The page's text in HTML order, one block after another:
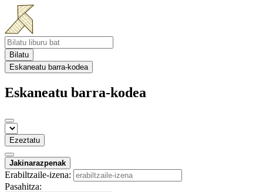
Bilatu
Eskaneatu barra-kodea
Eskaneatu barra-kodea
Ezeztatu
Jakinarazpenak
Erabiltzaile-izena:
Pasahitza: